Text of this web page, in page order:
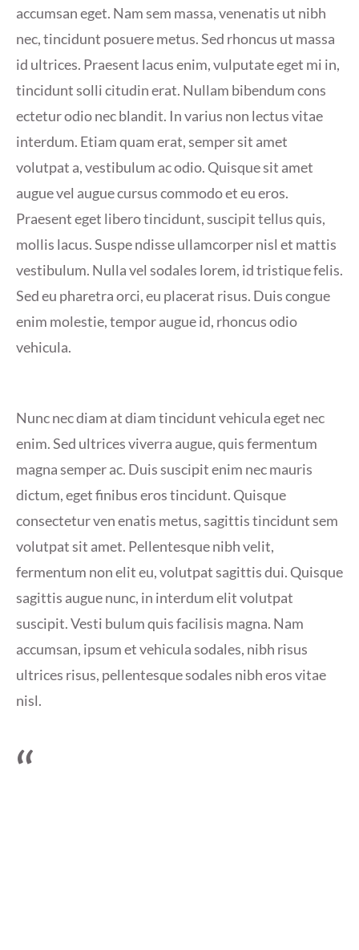
accumsan eget. Nam sem massa, venenatis ut nibh
nec, tincidunt posuere metus. Sed rhoncus ut massa
id ultrices. Praesent lacus enim, vulputate eget mi in,
tincidunt solli citudin erat. Nullam bibendum cons
ectetur odio nec blandit. In varius non lectus vitae
interdum. Etiam quam erat, semper sit amet
volutpat a, vestibulum ac odio. Quisque sit amet
augue vel augue cursus commodo et eu eros.
Praesent eget libero tincidunt, suscipit tellus quis,
mollis lacus. Suspe ndisse ullamcorper nisl et mattis
vestibulum. Nulla vel sodales lorem, id tristique felis.
Sed eu pharetra orci, eu placerat risus. Duis congue
enim molestie, tempor augue id, rhoncus odio
vehicula.
Nunc nec diam at diam tincidunt vehicula eget nec
enim. Sed ultrices viverra augue, quis fermentum
magna semper ac. Duis suscipit enim nec mauris
dictum, eget finibus eros tincidunt. Quisque
consectetur ven enatis metus, sagittis tincidunt sem
volutpat sit amet. Pellentesque nibh velit,
fermentum non elit eu, volutpat sagittis dui. Quisque
sagittis augue nunc, in interdum elit volutpat
suscipit. Vesti bulum quis facilisis magna. Nam
accumsan, ipsum et vehicula sodales, nibh risus
ultrices risus, pellentesque sodales nibh eros vitae
nisl.